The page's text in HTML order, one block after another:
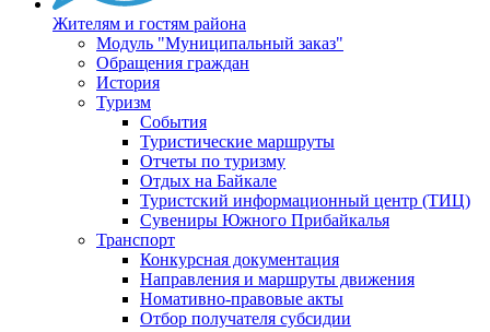
Жителям и гостям района
Модуль "Муниципальный заказ"
Обращения граждан
История
Туризм
События
Туристические маршруты
Отчеты по туризму
Отдых на Байкале
Туристский информационный центр (ТИЦ)
Сувениры Южного Прибайкалья
Транспорт
Конкурсная документация
Направления и маршруты движения
Номативно-правовые акты
Отбор получателя субсидии